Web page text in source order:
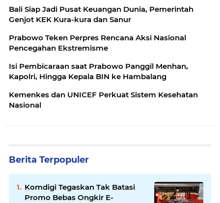
Bali Siap Jadi Pusat Keuangan Dunia, Pemerintah
Genjot KEK Kura-kura dan Sanur
Prabowo Teken Perpres Rencana Aksi Nasional
Pencegahan Ekstremisme
Isi Pembicaraan saat Prabowo Panggil Menhan,
Kapolri, Hingga Kepala BIN ke Hambalang
Kemenkes dan UNICEF Perkuat Sistem Kesehatan
Nasional
Berita Terpopuler
Komdigi Tegaskan Tak Batasi
Promo Bebas Ongkir E-